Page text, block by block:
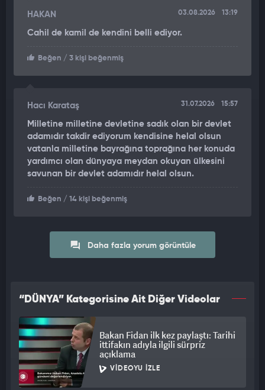
HAKAN 03.08.2026 13:19
Cahil de kamil de kendini belli ediyor.
Beğen / 3 kişi beğenmiş
Hacı Karataş 31.07.2026 15:57
Milletine milletine devletine sadık olan bir devlet
adamıdır takdir ediyorum kendisine helal olsun
vatanla milletine bayrağına toprağına her konuda
yardımcı olan dünyaya meydan okuyan ülkesini
savunan bir devlet adamıdır helal olsun.
Beğen / 14 kişi beğenmiş
Daha fazla yorum görüntüle
“DÜNYA” Kategorisine Ait Diğer Videolar
Bakan Fidan ilk kez paylaştı: Tarihi
ittifakın adıyla ilgili sürpriz
açıklama
VIDEOYU İZLE